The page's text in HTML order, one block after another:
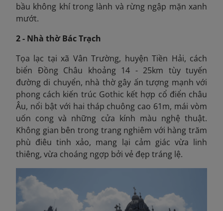
bầu không khí trong lành và rừng ngập mặn xanh
mướt.
2 - Nhà thờ Bác Trạch
Tọa lạc tại xã Vân Trường, huyện Tiền Hải, cách
biển Đồng Châu khoảng 14 - 25km tùy tuyến
đường di chuyển, nhà thờ gây ấn tượng mạnh với
phong cách kiến trúc Gothic kết hợp cổ điển châu
Âu, nổi bật với hai tháp chuông cao 61m, mái vòm
uốn cong và những cửa kính màu nghệ thuật.
Không gian bên trong trang nghiêm với hàng trăm
phù điêu tinh xảo, mang lại cảm giác vừa linh
thiêng, vừa choáng ngợp bởi vẻ đẹp tráng lệ.